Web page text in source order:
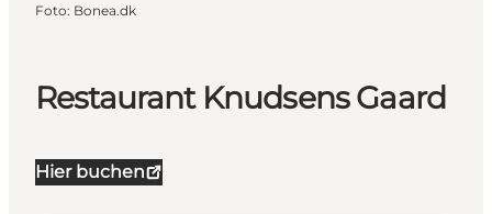
Restaurant Knudsens Gaard
Hier buchen
Foto: Bonea.dk